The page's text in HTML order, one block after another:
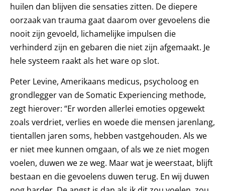
huilen dan blijven die sensaties zitten. De diepere
oorzaak van trauma gaat daarom over gevoelens die
nooit zijn gevoeld, lichamelijke impulsen die
verhinderd zijn en gebaren die niet zijn afgemaakt. Je
hele systeem raakt als het ware op slot.
Peter Levine, Amerikaans medicus, psycholoog en
grondlegger van de Somatic Experiencing methode,
zegt hierover: “Er worden allerlei emoties opgewekt
zoals verdriet, verlies en woede die mensen jarenlang,
tientallen jaren soms, hebben vastgehouden. Als we
er niet mee kunnen omgaan, of als we ze niet mogen
voelen, duwen we ze weg. Maar wat je weerstaat, blijft
bestaan en die gevoelens duwen terug. En wij duwen